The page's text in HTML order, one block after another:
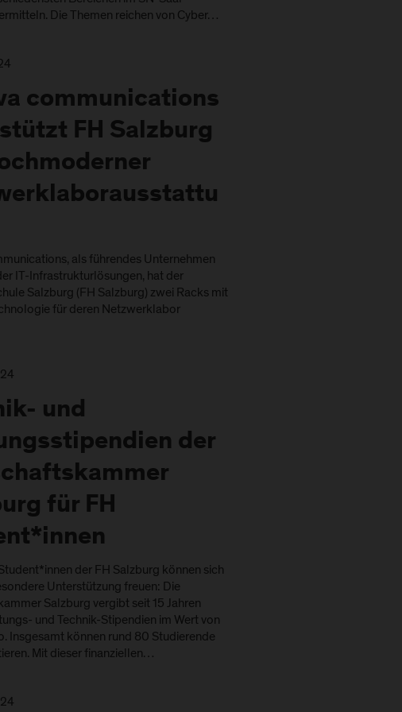
Die Themen reichen von Cyber…
communications
FH Salzburg
als führendes Unternehmen
IT-Infrastrukturlösungen, hat der
Salzburg (FH Salzburg) zwei Racks mit
für deren Netzwerklabor
und
der
für FH
der FH Salzburg können sich
Unterstützung freuen: Die
Salzburg vergibt seit 15 Jahren
und Technik-Stipendien im Wert von
Insgesamt können rund 80 Studierende
Mit dieser finanziellen…